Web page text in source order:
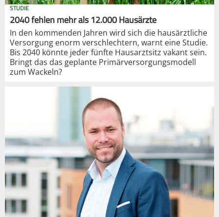
STUDIE
2040 fehlen mehr als 12.000 Hausärzte
In den kommenden Jahren wird sich die hausärztliche
Versorgung enorm verschlechtern, warnt eine Studie.
Bis 2040 könnte jeder fünfte Hausarztsitz vakant sein.
Bringt das das geplante Primärversorgungsmodell
zum Wackeln?